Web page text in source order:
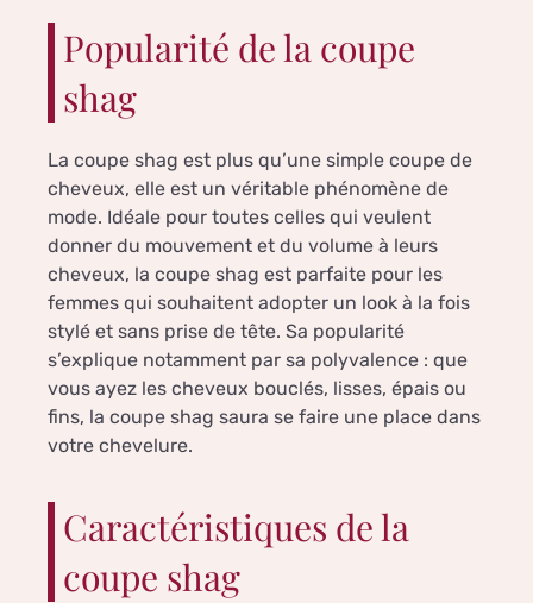
Popularité de la coupe
shag
La coupe shag est plus qu’une simple coupe de
cheveux, elle est un véritable phénomène de
mode. Idéale pour toutes celles qui veulent
donner du mouvement et du volume à leurs
cheveux, la coupe shag est parfaite pour les
femmes qui souhaitent adopter un look à la fois
stylé et sans prise de tête. Sa popularité
s’explique notamment par sa polyvalence : que
vous ayez les cheveux bouclés, lisses, épais ou
fins, la coupe shag saura se faire une place dans
votre chevelure.
Caractéristiques de la
coupe shag